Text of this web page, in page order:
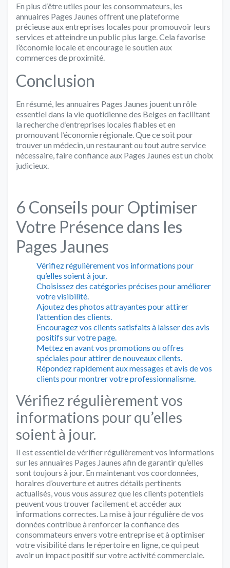
En plus d’être utiles pour les consommateurs, les
annuaires Pages Jaunes offrent une plateforme
précieuse aux entreprises locales pour promouvoir leurs
services et atteindre un public plus large. Cela favorise
l’économie locale et encourage le soutien aux
commerces de proximité.
Conclusion
En résumé, les annuaires Pages Jaunes jouent un rôle
essentiel dans la vie quotidienne des Belges en facilitant
la recherche d’entreprises locales fiables et en
promouvant l’économie régionale. Que ce soit pour
trouver un médecin, un restaurant ou tout autre service
nécessaire, faire confiance aux Pages Jaunes est un choix
judicieux.
6 Conseils pour Optimiser
Votre Présence dans les
Pages Jaunes
Vérifiez régulièrement vos informations pour
qu’elles soient à jour.
Choisissez des catégories précises pour améliorer
votre visibilité.
Ajoutez des photos attrayantes pour attirer
l’attention des clients.
Encouragez vos clients satisfaits à laisser des avis
positifs sur votre page.
Mettez en avant vos promotions ou offres
spéciales pour attirer de nouveaux clients.
Répondez rapidement aux messages et avis de vos
clients pour montrer votre professionnalisme.
Vérifiez régulièrement vos
informations pour qu’elles
soient à jour.
Il est essentiel de vérifier régulièrement vos informations
sur les annuaires Pages Jaunes afin de garantir qu’elles
sont toujours à jour. En maintenant vos coordonnées,
horaires d’ouverture et autres détails pertinents
actualisés, vous vous assurez que les clients potentiels
peuvent vous trouver facilement et accéder aux
informations correctes. La mise à jour régulière de vos
données contribue à renforcer la confiance des
consommateurs envers votre entreprise et à optimiser
votre visibilité dans le répertoire en ligne, ce qui peut
avoir un impact positif sur votre activité commerciale.